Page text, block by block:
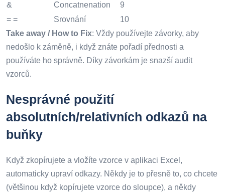
&
Concatnenation
9
= =
Srovnání
10
Take away / How to Fix: Vždy používejte závorky, aby
nedošlo k záměně, i když znáte pořadí přednosti a
používáte ho správně. Díky závorkám je snazší audit
vzorců.
Nesprávné použití
absolutních/relativních odkazů na
buňky
Když zkopírujete a vložíte vzorce v aplikaci Excel,
automaticky upraví odkazy. Někdy je to přesně to, co chcete
(většinou když kopírujete vzorce do sloupce), a někdy